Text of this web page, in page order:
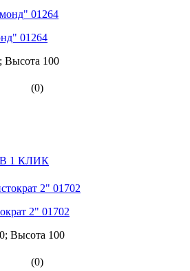
01264
Высота 100
(0)
1 КЛИК
2" 01702
Высота 100
(0)